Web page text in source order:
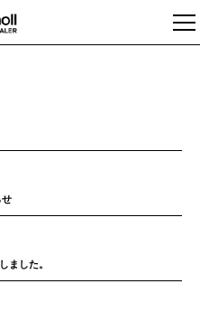
& Storage
Gallery
せ
ました。